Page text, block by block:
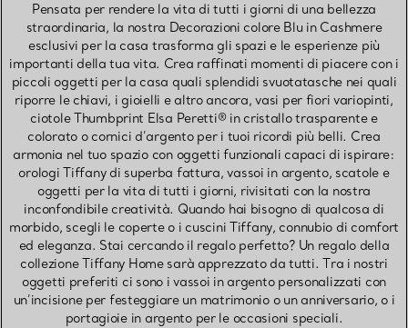
Pensata per rendere la vita di tutti i giorni di una bellezza
straordinaria, la nostra Decorazioni colore Blu in Cashmere
esclusivi per la casa trasforma gli spazi e le esperienze più
importanti della tua vita. Crea raffinati momenti di piacere con i
piccoli oggetti per la casa quali splendidi svuotatasche nei quali
riporre le chiavi, i gioielli e altro ancora, vasi per fiori variopinti,
ciotole Thumbprint Elsa Peretti® in cristallo trasparente e
colorato o cornici d’argento per i tuoi ricordi più belli. Crea
armonia nel tuo spazio con oggetti funzionali capaci di ispirare:
orologi Tiffany di superba fattura, vassoi in argento, scatole e
oggetti per la vita di tutti i giorni, rivisitati con la nostra
inconfondibile creatività. Quando hai bisogno di qualcosa di
morbido, scegli le coperte o i cuscini Tiffany, connubio di comfort
ed eleganza. Stai cercando il regalo perfetto? Un regalo della
collezione Tiffany Home sarà apprezzato da tutti. Tra i nostri
oggetti preferiti ci sono i vassoi in argento personalizzati con
un’incisione per festeggiare un matrimonio o un anniversario, o i
portagioie in argento per le occasioni speciali.